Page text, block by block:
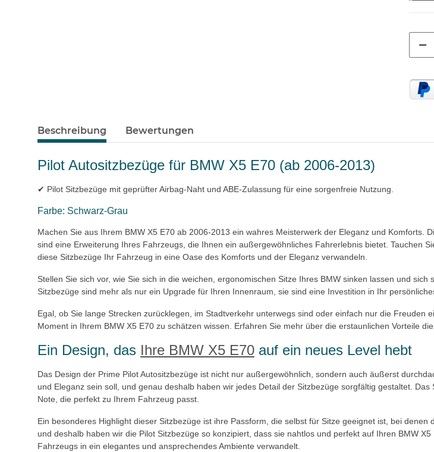
Beschreibung Bewertungen
Pilot Autositzbezüge für BMW X5 E70 (ab 2006-2013)
✔ Pilot Sitzbezüge mit geprüfter Airbag-Naht und ABE-Zulassung für eine sorgenfreie Nutzung.
Farbe: Schwarz-Grau
Machen Sie aus Ihrem BMW X5 E70 ab 2006-2013 ein wahres Meisterwerk der Eleganz und Komforts.
sind eine Erweiterung Ihres Fahrzeugs, die Ihnen ein außergewöhnliches Fahrerlebnis bietet. Tauchen
diese Sitzbezüge Ihr Fahrzeug in eine Oase des Komforts und der Eleganz verwandeln.
Stellen Sie sich vor, wie Sie sich in die weichen, ergonomischen Sitze Ihres BMW sinken lassen und
Sitzbezüge sind mehr als nur ein Upgrade für Ihren Innenraum, sie sind eine Investition in Ihr
Egal, ob Sie lange Strecken zurücklegen, im Stadtverkehr unterwegs sind oder einfach nur die
Moment in Ihrem BMW X5 E70 zu schätzen wissen. Erfahren Sie mehr über die erstaunlichen Vorteile
Ein Design, das Ihre BMW X5 E70 auf ein neues Level hebt
Das Design der Prime Pilot Autositzbezüge ist nicht nur außergewöhnlich, sondern auch äußerst
und Eleganz sein soll, und genau deshalb haben wir jedes Detail der Sitzbezüge sorgfältig gestaltet.
Note, die perfekt zu Ihrem Fahrzeug passt.
Ein besonderes Highlight dieser Sitzbezüge ist ihre Passform, die selbst für Sitze geeignet ist, bei
und deshalb haben wir die Pilot Sitzbezüge so konzipiert, dass sie nahtlos und perfekt auf Ihren BMW
Fahrzeugs in ein elegantes und ansprechendes Ambiente verwandelt.